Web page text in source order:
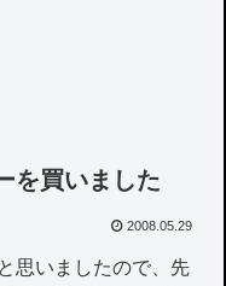
を買いました
2008.05.29
思いましたので、先